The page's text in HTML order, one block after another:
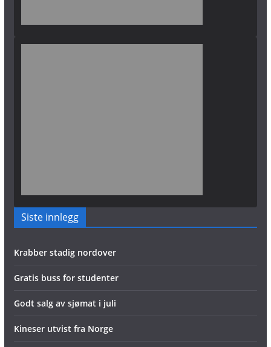
Siste innlegg
Krabber stadig nordover
Gratis buss for studenter
Godt salg av sjømat i juli
Kineser utvist fra Norge